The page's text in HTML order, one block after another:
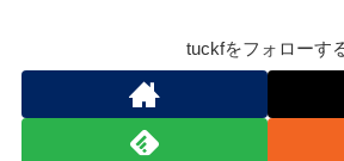
tuckfをフォローす